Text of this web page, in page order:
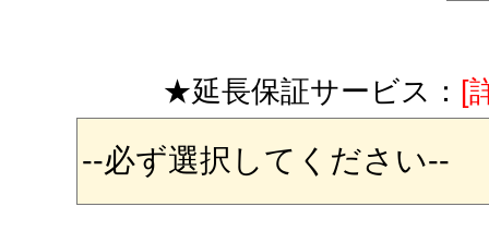
★延長保証サービス： [